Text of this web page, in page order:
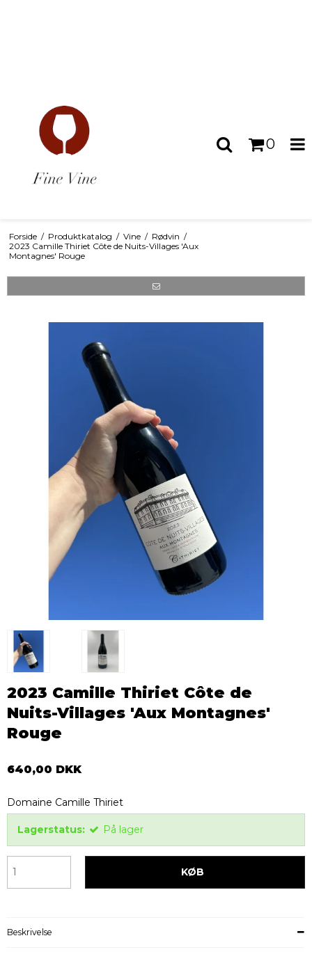
0
Forside / Produktkatalog / Vine / Rødvin /
2023 Camille Thiriet Côte de Nuits-Villages 'Aux
Montagnes' Rouge
2023 Camille Thiriet Côte de
Nuits-Villages 'Aux Montagnes'
Rouge
640,00 DKK
Domaine Camille Thiriet
Lagerstatus: På lager
KØB
Beskrivelse